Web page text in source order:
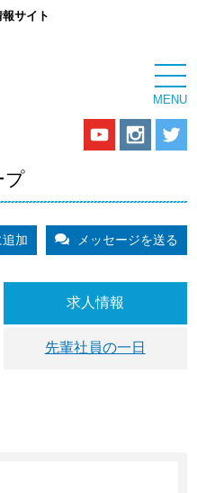
報サイト
プ
加 メッセージを送る
求人情報
先輩社員の一日